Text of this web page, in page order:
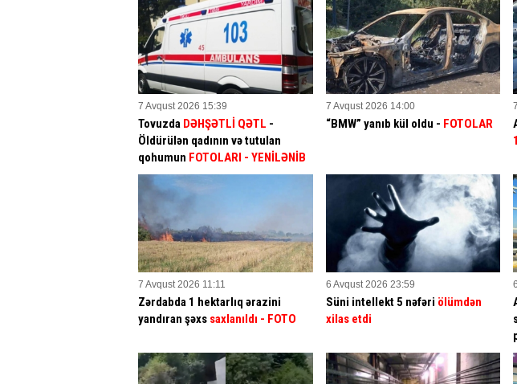
7 Avqust 2026 15:39
Tovuzda DƏHŞƏTLİ QƏTL -
Öldürülən qadının və tutulan
qohumun FOTOLARI - YENİLƏNİB
7 Avqust 2026 14:00
“BMW” yanıb kül oldu - FOTOLAR
7 Avqust 2026 11:11
Zərdabda 1 hektarlıq ərazini
yandıran şəxs saxlanıldı - FOTO
6 Avqust 2026 23:59
Süni intellekt 5 nəfəri ölümdən
xilas etdi